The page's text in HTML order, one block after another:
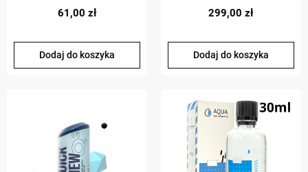
WYCIERACZKA
61,00 zł
Dodaj do koszyka
WYCIERACZKA
299,00 zł
Dodaj do koszyka